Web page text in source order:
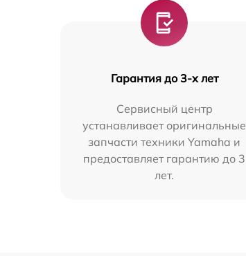
Гарантия до 3-х лет
Сервисный центр
устанавливает оригинальные
запчасти техники Yamaha и
предоставляет гарантию до 3
лет.